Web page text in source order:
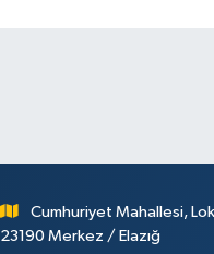
Cumhuriyet Mahallesi,
23190 Merkez / Elazığ